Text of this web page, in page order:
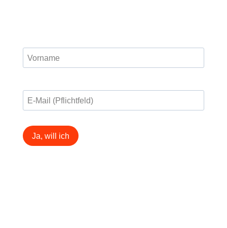
Ja, will ich